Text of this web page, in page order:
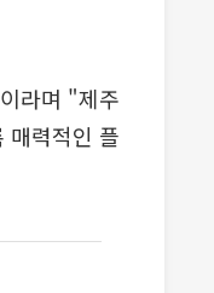
라며 "제주
매력적인 플